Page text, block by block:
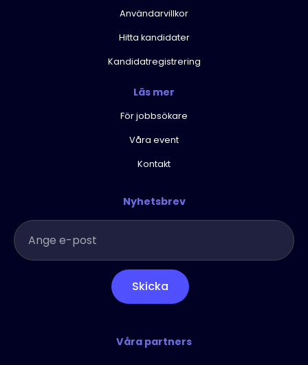
Användarvillkor
Hitta kandidater
Kandidatregistrering
Läs mer
För jobbsökare
Våra event
Kontakt
Nyhetsbrev
Skicka
Våra partners